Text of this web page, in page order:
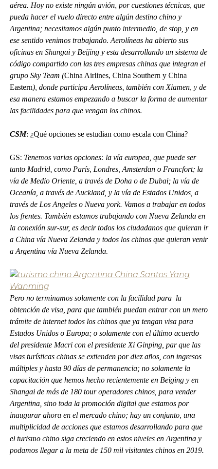
aérea. Hoy no existe ningún avión, por cuestiones técnicas, que
pueda hacer el vuelo directo entre algún destino chino y
Argentina; necesitamos algún punto intermedio, de stop, y en
ese sentido venimos trabajando. Aerolíneas ha abierto sus
oficinas en Shangai y Beijing y esta desarrollando un sistema de
código compartido con las tres empresas chinas que integran el
grupo Sky Team (China Airlines, China Southern y China
Eastern), donde participa Aerolíneas, también con Xiamen, y de
esa manera estamos empezando a buscar la forma de aumentar
las facilidades para que vengan los chinos.
CSM: ¿Qué opciones se estudian como escala con China?
GS: Tenemos varias opciones: la vía europea, que puede ser
tanto Madrid, como París, Londres, Amsterdan o Francfort; la
vía de Medio Oriente, a través de Doha o de Dubai; la vía de
Oceanía, a través de Auckland, y la vía de Estados Unidos, a
través de Los Angeles o Nueva york. Vamos a trabajar en todos
los frentes. También estamos trabajando con Nueva Zelanda en
la conexión sur-sur, es decir todos los ciudadanos que quieran ir
a China vía Nueva Zelanda y todos los chinos que quieran venir
a Argentina vía Nueva Zelanda.
Pero no terminamos solamente con la facilidad para la
obtención de visa, para que también puedan entrar con un mero
trámite de internet todos los chinos que ya tengan visa para
Estados Unidos o Europa; o solamente con el último acuerdo
del presidente Macri con el presidente Xi Ginping, par que las
visas turísticas chinas se extienden por diez años, con ingresos
múltiples y hasta 90 días de permanencia; no solamente la
capacitación que hemos hecho recientemente en Beiging y en
Shangai de más de 180 tour operadores chinos, para vender
Argentina, sino toda la promoción digital que estamos por
inaugurar ahora en el mercado chino; hay un conjunto, una
multiplicidad de acciones que estamos desarrollando para que
el turismo chino siga creciendo en estos niveles en Argentina y
podamos llegar a la meta de 150 mil visitantes chinos en 2019.